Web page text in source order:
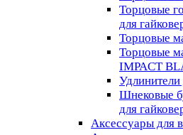
Торцовые
для
Торцовые
Торцовые
IMPACT
Удлинители
Шнековые
для
Аксессуары для